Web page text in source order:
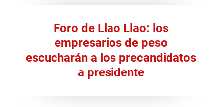
Foro de Llao Llao: los
empresarios de peso
escucharán a los precandidatos
a presidente